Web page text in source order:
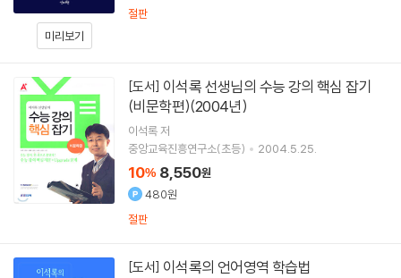
미리보기
절판
[도서]
(비문학편)(2004년)
이석록저
중앙교육진흥연구소(초등)
2004.5.25.
10% 8,550원
480원
절판
[도서] 이석록의 언어영역 학습법